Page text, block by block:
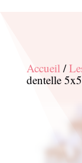
Accueil/
dentelle